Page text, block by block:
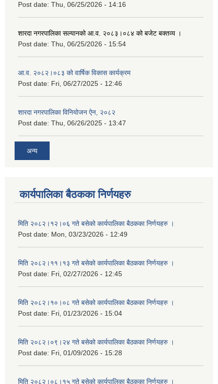
Post date: Thu, 06/25/2026 - 14:16
शारदा नगरपालिका सल्यानको आ.व. २०८३।०८४ को बजेट बक्तव्य ।
Post date: Thu, 06/25/2026 - 15:54
आ.व. २०८२।०८३ को वार्षिक विकास कार्यक्रम
Post date: Fri, 06/27/2025 - 12:46
शारदा नगरपालिका विनियोजन ऐन, २०८२
Post date: Thu, 06/26/2025 - 13:47
अन्य
कार्यपालिका बैठकका निर्णयहरु
मिति २०८२।१२।०६ गते बसेको कार्यपालिका बैठकका निर्णयहरु ।
Post date: Mon, 03/23/2026 - 12:49
मिति २०८२।११।१३ गते बसेको कार्यपालिका बैठकका निर्णयहरु ।
Post date: Fri, 02/27/2026 - 12:45
मिति २०८२।१०।०८ गते बसेको कार्यपालिका बैठकका निर्णयहरु ।
Post date: Fri, 01/23/2026 - 15:04
मिति २०८२।०९।२४ गते बसेको कार्यपालिका बैठकका निर्णयहरु ।
Post date: Fri, 01/09/2026 - 15:28
मिति २०८२।०८।१५ गते बसेको कार्यपालिका बैठकका निर्णयहरु ।